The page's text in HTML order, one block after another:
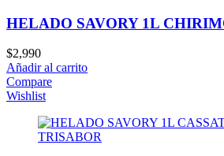
HELADO SAVORY 1L
$2,990
Añadir al carrito
Compare
Wishlist